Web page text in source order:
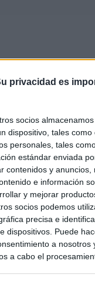
privacidad es
socios
dispositivo, tales como
personales, tales
estándar enviada
contenidos y anuncios,
e información
y mejorar
socios podemos
precisa e
dispositivos. Puede
a nosotros
a cabo el
Aviso Legal Privacidad y